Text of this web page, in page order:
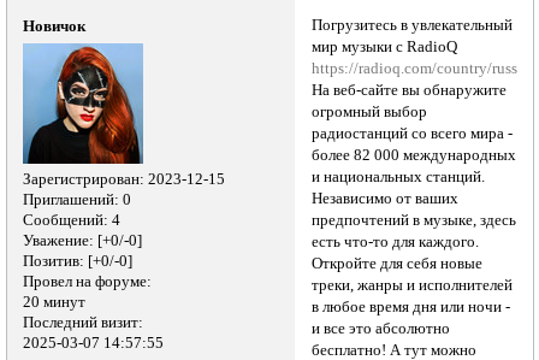
Новичок
Зарегистрирован: 2023-12-15
Приглашений: 0
Сообщений: 4
Уважение: [+0/-0]
Позитив: [+0/-0]
Провел на форуме:
20 минут
Последний визит:
2025-03-07 14:57:55
Погрузитесь в увлекательный
мир музыки с RadioQ
https://radioq.com/country/russia
На веб-сайте вы обнаружите
огромный выбор
радиостанций со всего мира -
более 82 000 международных
и национальных станций.
Независимо от ваших
предпочтений в музыке, здесь
есть что-то для каждого.
Откройте для себя новые
треки, жанры и исполнителей
в любое время дня или ночи -
и все это абсолютно
бесплатно! А тут можно